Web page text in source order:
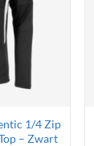
1/4 Zip
– Zwart